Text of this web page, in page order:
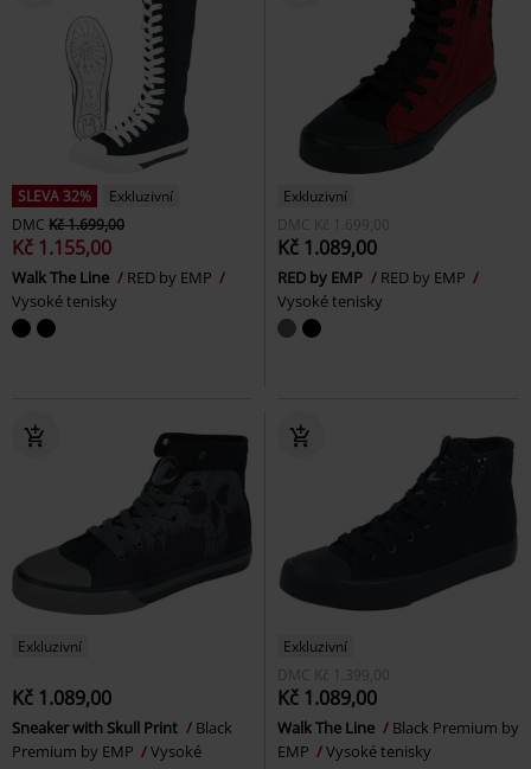
SLEVA 32%
Exkluzivní
DMC Kč 1.699,00
Kč 1.155,00
Walk The Line
RED by EMP
Vysoké tenisky
Exkluzivní
DMC
Kč 1.699,00
Kč 1.089,00
RED by EMP
RED by EMP
Vysoké tenisky
Exkluzivní
Kč 1.089,00
Sneaker with Skull Print
Black
Premium by EMP
Vysoké
Exkluzivní
DMC
Kč 1.399,00
Kč 1.089,00
Walk The Line
Black Premium by
EMP
Vysoké tenisky